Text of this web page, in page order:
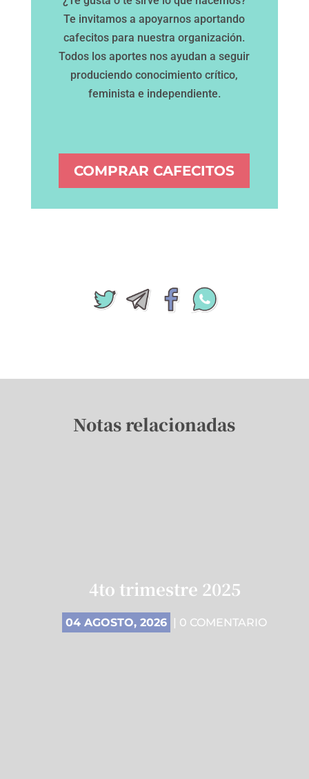
Te invitamos a apoyarnos aportando
cafecitos para nuestra organización.
Todos los aportes nos ayudan a seguir
produciendo conocimiento crítico,
feminista e independiente.
COMPRAR CAFECITOS
Notas relacionadas
4to trimestre 2025
04 AGOSTO, 2026 | 0 COMENTARIO